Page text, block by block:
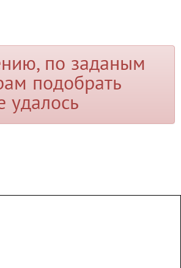
по заданым
подобрать
удалось